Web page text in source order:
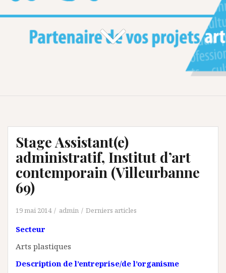
Stage Assistant(e)
administratif, Institut d’art
contemporain (Villeurbanne
69)
19 mai 2014 admin Derniers articles
Secteur
Arts plastiques
Description de l’entreprise/de l’organisme